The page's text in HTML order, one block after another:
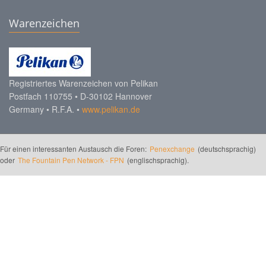
Warenzeichen
Registriertes Warenzeichen von Pelikan
Postfach 110755 • D-30102 Hannover
Germany • R.F.A. • www.pelikan.de
Für einen interessanten Austausch die Foren: Penexchange (deutschsprachig)
oder The Fountain Pen Network - FPN (englischsprachig).